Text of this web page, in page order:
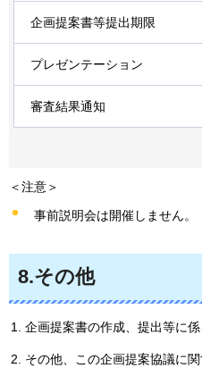
企画提案書等提出期限
プレゼンテーション
審査結果通知
＜注意＞
事前説明会は開催しません。
8.その他
企画提案書の作成、提出等に
その他、この企画提案協議に